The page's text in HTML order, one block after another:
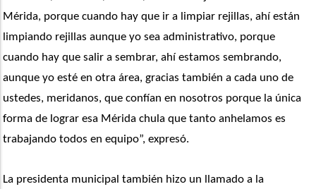
Mérida, porque cuando hay que ir a limpiar rejillas, ahí están
limpiando rejillas aunque yo sea administrativo, porque
cuando hay que salir a sembrar, ahí estamos sembrando,
aunque yo esté en otra área, gracias también a cada uno de
ustedes, meridanos, que confían en nosotros porque la única
forma de lograr esa Mérida chula que tanto anhelamos es
trabajando todos en equipo”, expresó.
La presidenta municipal también hizo un llamado a la